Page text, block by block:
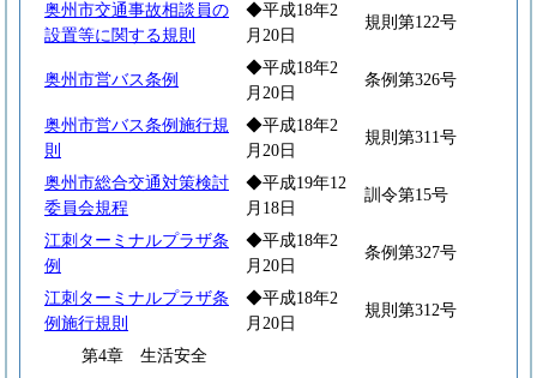
奥州市交通事故相談員の
設置等に関する規則
◆平成18年2
月20日
規則第122号
奥州市営バス条例
◆平成18年2
月20日
条例第326号
奥州市営バス条例施行規
則
◆平成18年2
月20日
規則第311号
奥州市総合交通対策検討
委員会規程
◆平成19年12
月18日
訓令第15号
江刺ターミナルプラザ条
例
◆平成18年2
月20日
条例第327号
江刺ターミナルプラザ条
例施行規則
◆平成18年2
月20日
規則第312号
第4章 生活安全